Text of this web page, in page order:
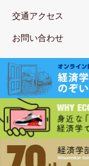
交通アクセス
お問い合わせ